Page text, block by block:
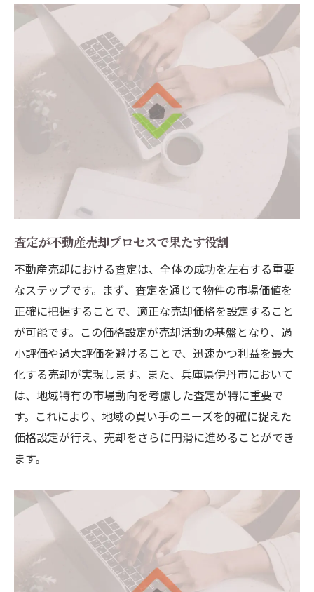
査定が不動産売却プロセスで果たす役割
不動産売却における査定は、全体の成功を左右する重要
なステップです。まず、査定を通じて物件の市場価値を
正確に把握することで、適正な売却価格を設定すること
が可能です。この価格設定が売却活動の基盤となり、過
小評価や過大評価を避けることで、迅速かつ利益を最大
化する売却が実現します。また、兵庫県伊丹市において
は、地域特有の市場動向を考慮した査定が特に重要で
す。これにより、地域の買い手のニーズを的確に捉えた
価格設定が行え、売却をさらに円滑に進めることができ
ます。